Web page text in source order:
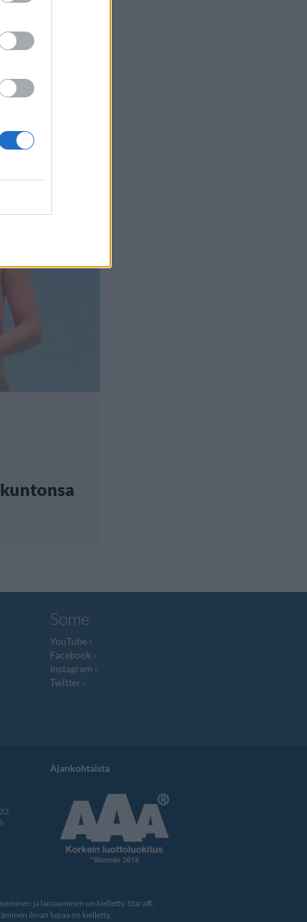
Some
YouTube
Facebook
Instagram
Twitter
Ajankohtaista
ja lainaaminen on kielletty. Stara®,
ilman lupaa on kielletty.